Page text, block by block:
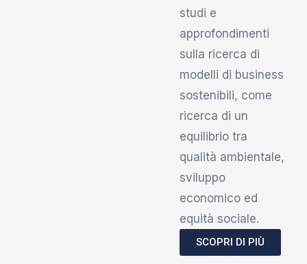
studi e
approfondimenti
sulla ricerca di
modelli di business
sostenibili, come
ricerca di un
equilibrio tra
qualità ambientale,
sviluppo
economico ed
equità sociale.
SCOPRI DI PIÙ